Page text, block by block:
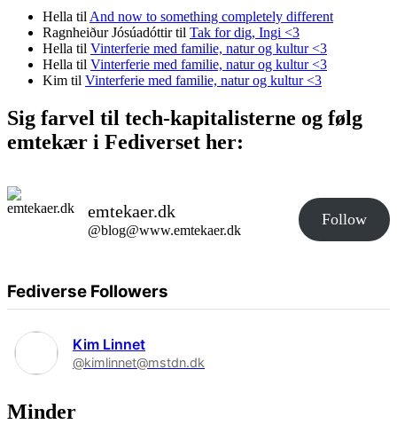
Hella til And now to something completely different
Ragnheiður Jósúadóttirtil Tak for dig, Ingi <3
Hella til Vinterferie med familie, natur og kultur <3
Hella til Vinterferie med familie, natur og kultur <3
Kim til Vinterferie med familie, natur og kultur <3
Sig farvel til tech-kapitalisterne og følg
emtekær i Fediverset her:
emtekaer.dk
@blog@www.emtekaer.dk
Follow
Fediverse Followers
Kim Linnet
@kimlinnet@mstdn.dk
Minder